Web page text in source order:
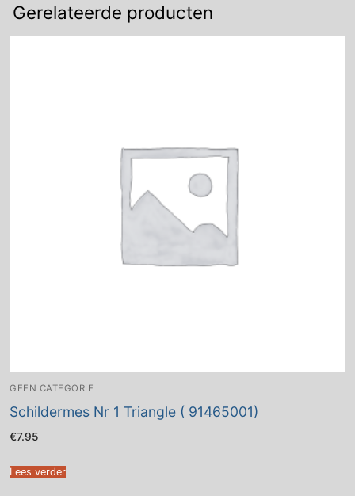
Gerelateerde producten
GEEN CATEGORIE
Schildermes Nr 1 Triangle ( 91465001)
€7.95
Lees verder